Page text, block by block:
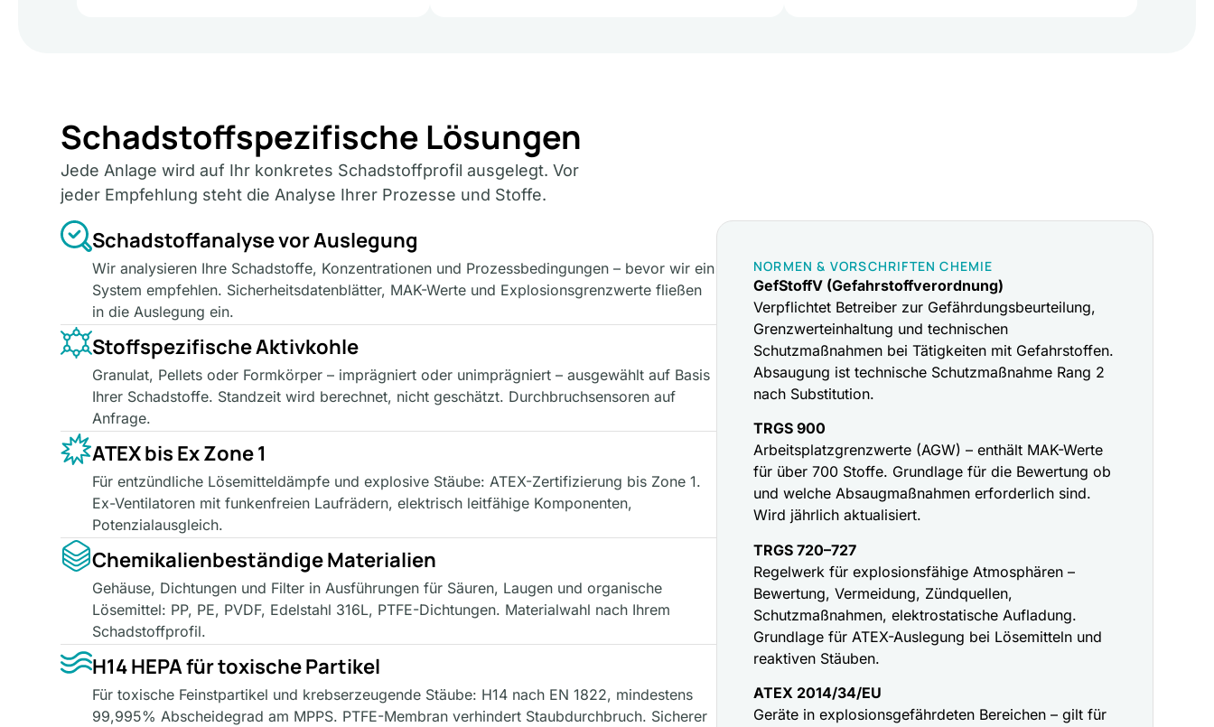
Schadstoffspezifische Lösungen
Jede Anlage wird auf Ihr konkretes Schadstoffprofil ausgelegt. Vor
jeder Empfehlung steht die Analyse Ihrer Prozesse und Stoffe.
Schadstoffanalyse vor Auslegung
Wir analysieren Ihre Schadstoffe, Konzentrationen und Prozessbedingungen – bevor wir ein
System empfehlen. Sicherheitsdatenblätter, MAK-Werte und Explosionsgrenzwerte fließen
in die Auslegung ein.
Stoffspezifische Aktivkohle
Granulat, Pellets oder Formkörper – imprägniert oder unimprägniert – ausgewählt auf Basis
Ihrer Schadstoffe. Standzeit wird berechnet, nicht geschätzt. Durchbruchsensoren auf
Anfrage.
ATEX bis Ex Zone 1
Für entzündliche Lösemitteldämpfe und explosive Stäube: ATEX-Zertifizierung bis Zone 1.
Ex-Ventilatoren mit funkenfreien Laufrädern, elektrisch leitfähige Komponenten,
Potenzialausgleich.
Chemikalienbeständige Materialien
Gehäuse, Dichtungen und Filter in Ausführungen für Säuren, Laugen und organische
Lösemittel: PP, PE, PVDF, Edelstahl 316L, PTFE-Dichtungen. Materialwahl nach Ihrem
Schadstoffprofil.
H14 HEPA für toxische Partikel
Für toxische Feinstpartikel und krebserzeugende Stäube: H14 nach EN 1822, mindestens
99,995% Abscheidegrad am MPPS. PTFE-Membran verhindert Staubdurchbruch. Sicherer
NORMEN & VORSCHRIFTEN CHEMIE
GefStoffV (Gefahrstoffverordnung)
Verpflichtet Betreiber zur Gefährdungsbeurteilung,
Grenzwerteinhaltung und technischen
Schutzmaßnahmen bei Tätigkeiten mit Gefahrstoffen.
Absaugung ist technische Schutzmaßnahme Rang 2
nach Substitution.
TRGS 900
Arbeitsplatzgrenzwerte (AGW) – enthält MAK-Werte
für über 700 Stoffe. Grundlage für die Bewertung ob
und welche Absaugmaßnahmen erforderlich sind.
Wird jährlich aktualisiert.
TRGS 720–727
Regelwerk für explosionsfähige Atmosphären –
Bewertung, Vermeidung, Zündquellen,
Schutzmaßnahmen, elektrostatische Aufladung.
Grundlage für ATEX-Auslegung bei Lösemitteln und
reaktiven Stäuben.
ATEX 2014/34/EU
Geräte in explosionsgefährdeten Bereichen – gilt für